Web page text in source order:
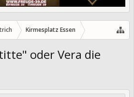
Kirmesplatz Essen
oder Vera die